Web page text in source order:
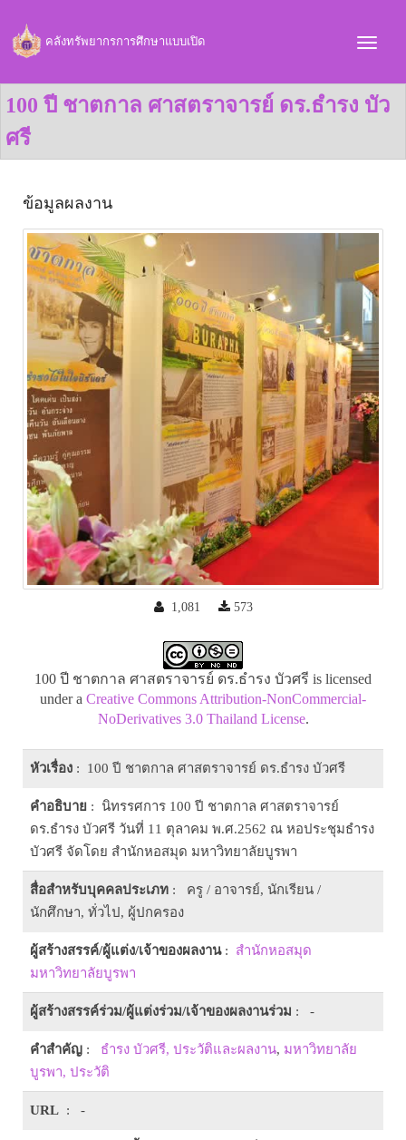
คลังทรัพยากรการศึกษาแบบเปิด
100 ปี ชาตกาล ศาสตราจารย์ ดร.ธำรง บัว
ศรี
ข้อมูลผลงาน
1,081 573
100 ปี ชาตกาล ศาสตราจารย์ ดร.ธำรง บัวศรี is licensed
under a Creative Commons Attribution-NonCommercial-
NoDerivatives 3.0 Thailand License.
หัวเรื่อง : 100 ปี ชาตกาล ศาสตราจารย์ ดร.ธำรง บัวศรี
คำอธิบาย : นิทรรศการ 100 ปี ชาตกาล ศาสตราจารย์
ดร.ธำรง บัวศรี วันที่ 11 ตุลาคม พ.ศ.2562 ณ หอประชุมธำรง
บัวศรี จัดโดย สำนักหอสมุด มหาวิทยาลัยบูรพา
สื่อสำหรับบุคคลประเภท : ครู / อาจารย์, นักเรียน /
นักศึกษา, ทั่วไป, ผู้ปกครอง
ผู้สร้างสรรค์/ผู้แต่ง/เจ้าของผลงาน: สำนักหอสมุด
มหาวิทยาลัยบูรพา
ผู้สร้างสรรค์ร่วม/ผู้แต่งร่วม/เจ้าของผลงานร่วม : -
คำสำคัญ : ธำรง บัวศรี, ประวัติและผลงาน, มหาวิทยาลัย
บูรพา, ประวัติ
URL : -